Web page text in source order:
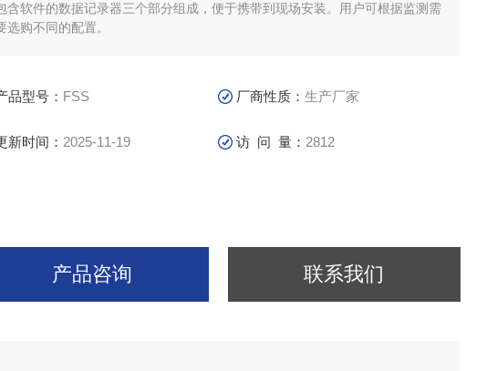
含软件的数据记录器三个部分组成，便于携带到现场安装。用户可根据监测需
选购不同的配置。
品型号： FSS 厂商性质：生产厂家
新时间： 2025-11-19 访 问 量： 2812
产品咨询 联系我们